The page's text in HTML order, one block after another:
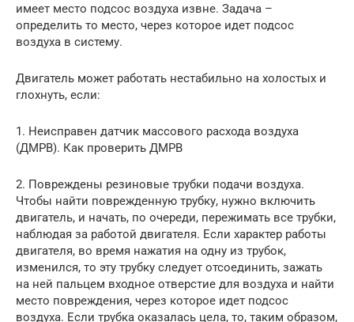
имеет место подсос воздуха извне. Задача –
определить то место, через которое идет подсос
воздуха в систему.
Двигатель может работать нестабильно на холостых и
глохнуть, если:
1. Неисправен датчик массового расхода воздуха
(ДМРВ). Как проверить ДМРВ
2. Повреждены резиновые трубки подачи воздуха.
Чтобы найти поврежденную трубку, нужно включить
двигатель, и начать, по очереди, пережимать все трубки,
наблюдая за работой двигателя. Если характер работы
двигателя, во время нажатия на одну из трубок,
изменился, то эту трубку следует отсоединить, зажать
на ней пальцем входное отверстие для воздуха и найти
место повреждения, через которое идет подсос
воздуха. Если трубка оказалась цела, то, таким образом,